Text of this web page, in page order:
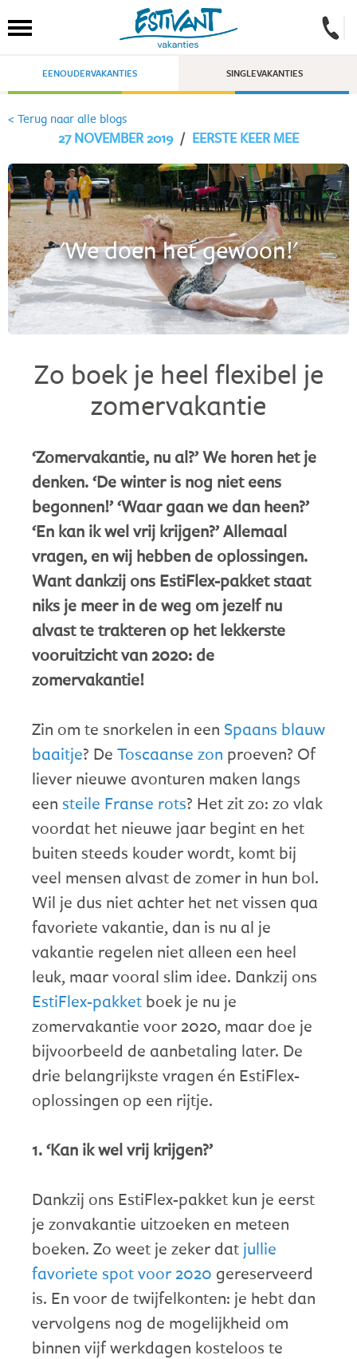
EENOUDERVAKANTIES SINGLEVAKANTIES
< Terug naar alle blogs
27 NOVEMBER 2019 / EERSTE KEER MEE
'We doen het gewoon!'
Zo boek je heel flexibel je
zomervakantie
‘Zomervakantie, nu al?’ We horen het je
denken. ‘De winter is nog niet eens
begonnen!’ ‘Waar gaan we dan heen?’
‘En kan ik wel vrij krijgen?’ Allemaal
vragen, en wij hebben de oplossingen.
Want dankzij ons EstiFlex-pakket staat
niks je meer in de weg om jezelf nu
alvast te trakteren op het lekkerste
vooruitzicht van 2020: de
zomervakantie!
Zin om te snorkelen in een Spaans blauw
baaitje? De Toscaanse zon proeven? Of
liever nieuwe avonturen maken langs
een steile Franse rots? Het zit zo: zo vlak
voordat het nieuwe jaar begint en het
buiten steeds kouder wordt, komt bij
veel mensen alvast de zomer in hun bol.
Wil je dus niet achter het net vissen qua
favoriete vakantie, dan is nu al je
vakantie regelen niet alleen een heel
leuk, maar vooral slim idee. Dankzij ons
EstiFlex-pakket boek je nu je
zomervakantie voor 2020, maar doe je
bijvoorbeeld de aanbetaling later. De
drie belangrijkste vragen én EstiFlex-
oplossingen op een rijtje.
1. ‘Kan ik wel vrij krijgen?’
Dankzij ons EstiFlex-pakket kun je eerst
je zonvakantie uitzoeken en meteen
boeken. Zo weet je zeker dat jullie
favoriete spot voor 2020 gereserveerd
is. En voor de twijfelkonten: je hebt dan
vervolgens nog de mogelijkheid om
binnen vijf werkdagen kosteloos te